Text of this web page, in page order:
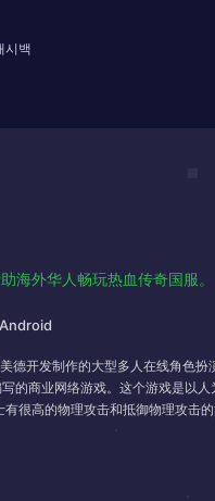
시백
海外华人畅玩热血传奇国服。
德开发制作的大型多人在线角色
的商业网络游戏。这个游戏是以
很高的物理攻击和抵御物理攻击
唤术。可以召唤出强大的召唤兽